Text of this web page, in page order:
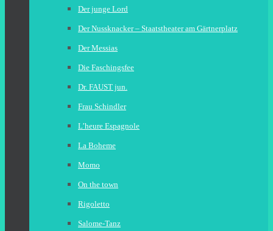
Der junge Lord
Der Nussknacker – Staatstheater am Gärtnerplatz
Der Messias
Die Faschingsfee
Dr. FAUST jun.
Frau Schindler
L’heure Espagnole
La Boheme
Momo
On the town
Rigoletto
Salome-Tanz